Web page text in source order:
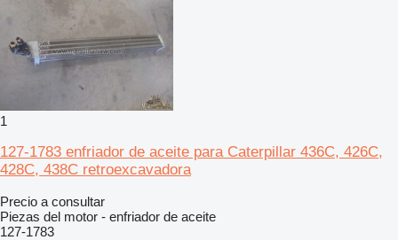
1
127-1783 enfriador de aceite para Caterpillar 436C, 426C,
428C, 438C retroexcavadora
Precio a consultar
Piezas del motor - enfriador de aceite
127-1783